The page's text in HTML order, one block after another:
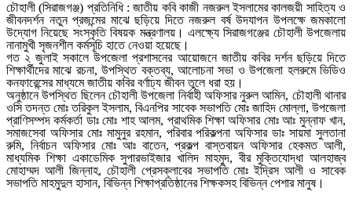
চৌহালী (সিরাজগঞ্জ) প্রতিনিধি : জাতীয় কবি কাজী নজরুল ইসলামের কালজয়ী সাহিত্য ও
জীবনদর্শন নতুন প্রজন্মের মাঝে ছড়িয়ে দিতে নজরুল বর্ষ উদযাপন উপলক্ষে জমকালো
উদ্যোগ নিয়েছে সংস্কৃতি বিষয়ক মন্ত্রণালয়। এলক্ষ্যে সিরাজগঞ্জের চৌহালী উপজেলায়
নানামুখী সৃজনশীল কর্মসূচি হাতে নেওয়া হয়েছে।
গত ২ জুলাই সকালে উপজেলা প্রশাসনের আয়োজনে জাতীয় কবির দর্শন ছড়িয়ে দিতে
শিক্ষার্থীদের মাঝে রচনা, উপস্থিত বক্তব্য, আলোচনা সভা ও উপজেলা হলরুমে ভিডিও
কনফারেন্সের মাধ্যমে জাতীয় কবির বর্ণাঢ্য জীবন তুলে ধরা হয়।
অনুষ্ঠানে উপস্থিত ছিলেন চৌহালী উপজেলা নির্বাহী অফিসার নুরুল আমিন, চৌহালী থানার
ওসি তদন্ত মোঃ তরিকুল ইসলাম, বিএনপির সাবেক সভাপতি মোঃ জাহিদ মোল্লা, উপজেলা
প্রাণিসম্পদ কর্মকর্তা ডাঃ মোঃ শাহ আলম, প্রাথমিক শিক্ষা অফিসার মোঃ আঃ মুন্নাফ খান,
সমাজসেবা অফিসার মোঃ মামুনুর রহমান, পরিবার পরিকল্পনা অফিসার ডাঃ সায়মা সুলতানা
রুমি, নির্বাচন অফিসার মোঃ আঃ বাতেন, প্রকল্প বাস্তবায়ন অফিসার হেকমত আলী,
মাধ্যমিক শিক্ষা একাডেমিক সুপারভাইজার খালিদ মাহমুদ, বীর মুক্তিযোদ্ধা আলহাজ্ব
মোহাম্মদ আলী জিন্নাহ, চৌহালী প্রেসক্লাবের সভাপতি মোঃ ইদ্রিস আলী ও সাবেক
সভাপতি মাহমুদুল হাসান, বিভিন্ন শিক্ষাপ্রতিষ্ঠানের শিক্ষকসহ বিভিন্ন পেশার মানুষ।